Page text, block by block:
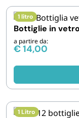
PERSONA
PARTY
1 litro
Bottiglie in
a partire da:
€14,00
1 Litro